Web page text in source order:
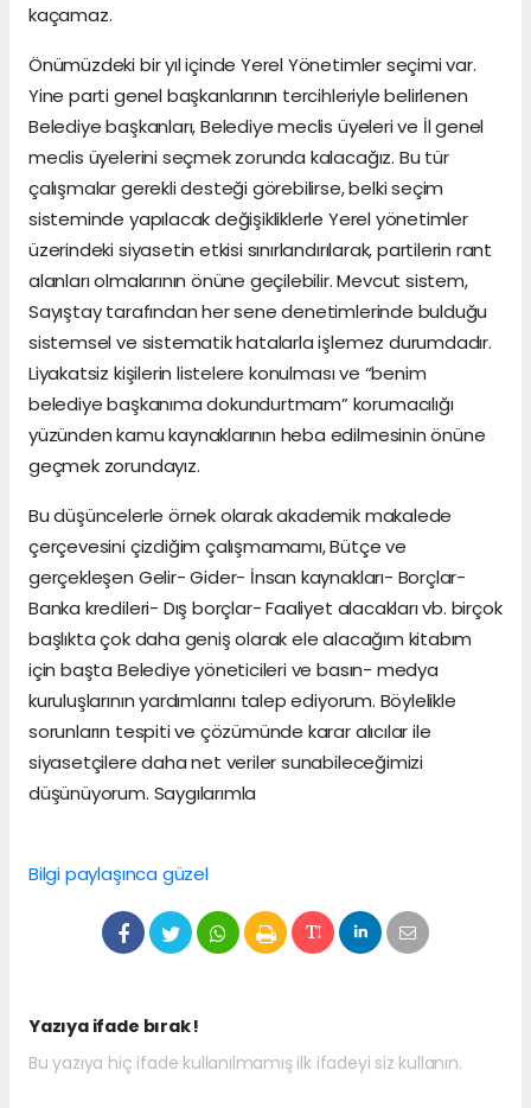
kaçamaz.
Önümüzdeki bir yıl içinde Yerel Yönetimler seçimi var.
Yine parti genel başkanlarının tercihleriyle belirlenen
Belediye başkanları, Belediye meclis üyeleri ve İl genel
meclis üyelerini seçmek zorunda kalacağız. Bu tür
çalışmalar gerekli desteği görebilirse, belki seçim
sisteminde yapılacak değişikliklerle Yerel yönetimler
üzerindeki siyasetin etkisi sınırlandırılarak, partilerin rant
alanları olmalarının önüne geçilebilir. Mevcut sistem,
Sayıştay tarafından her sene denetimlerinde bulduğu
sistemsel ve sistematik hatalarla işlemez durumdadır.
Liyakatsiz kişilerin listelere konulması ve “benim
belediye başkanıma dokundurtmam” korumacılığı
yüzünden kamu kaynaklarının heba edilmesinin önüne
geçmek zorundayız.
Bu düşüncelerle örnek olarak akademik makalede
çerçevesini çizdiğim çalışmamamı, Bütçe ve
gerçekleşen Gelir- Gider- İnsan kaynakları- Borçlar-
Banka kredileri- Dış borçlar- Faaliyet alacakları vb. birçok
başlıkta çok daha geniş olarak ele alacağım kitabım
için başta Belediye yöneticileri ve basın- medya
kuruluşlarının yardımlarını talep ediyorum. Böylelikle
sorunların tespiti ve çözümünde karar alıcılar ile
siyasetçilere daha net veriler sunabileceğimizi
düşünüyorum. Saygılarımla
Bilgi paylaşınca güzel
Yazıya ifade bırak !
Bu yazıya hiç ifade kullanılmamış ilk ifadeyi siz kullanın.